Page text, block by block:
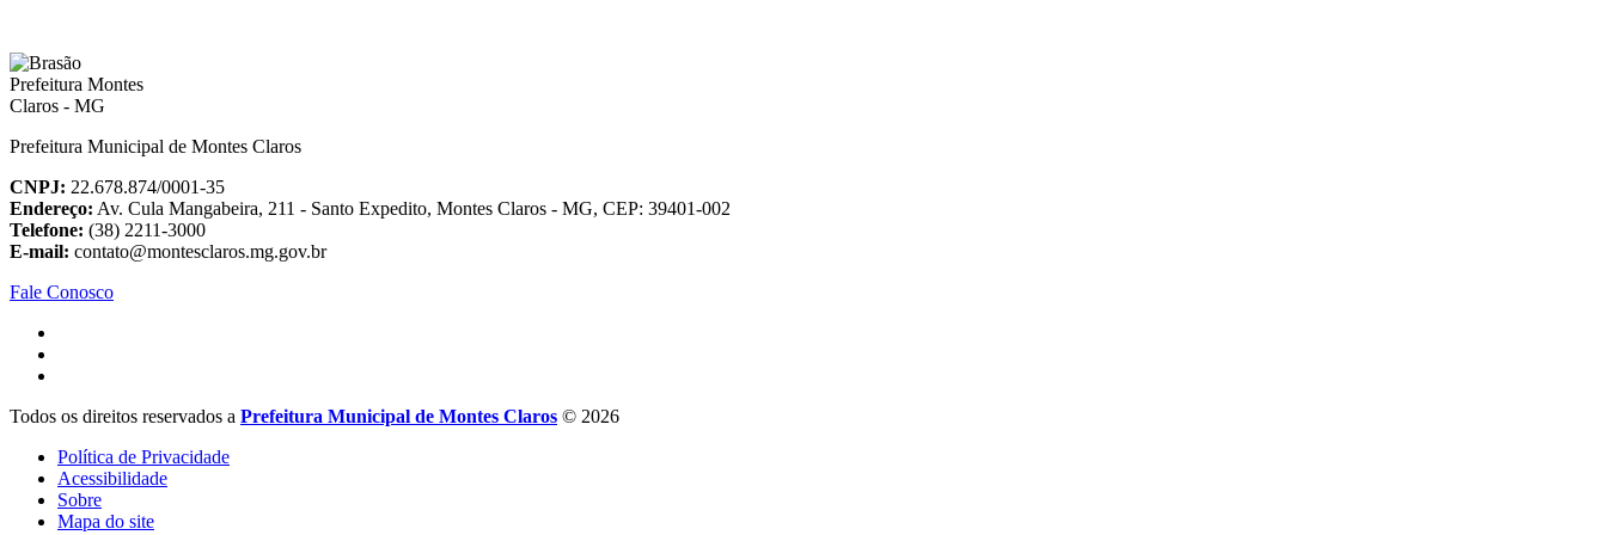
Prefeitura Municipal de Montes Claros
CNPJ: 22.678.874/0001-35
Endereço: Av. Cula Mangabeira, 211 - Santo Expedito, Montes Claros - MG, CEP: 39401-002
Telefone: (38) 2211-3000
E-mail: contato@montesclaros.mg.gov.br
Fale Conosco
Todos os direitos reservados a Prefeitura Municipal de Montes Claros © 2026
Política de Privacidade
Acessibilidade
Sobre
Mapa do site